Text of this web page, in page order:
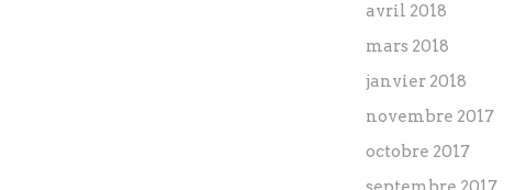
avril 2018
mars 2018
janvier 2018
novembre 2017
octobre 2017